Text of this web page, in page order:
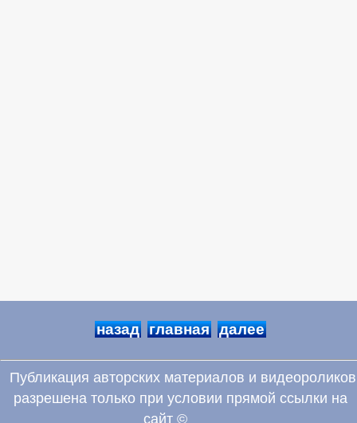
назад главная далее
Публикация авторских материалов и видеороликов
разрешена только при условии прямой ссылки на
сайт ©